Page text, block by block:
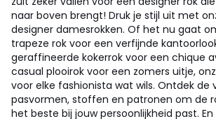
naar boven brengt! Druk je stijl uit met
designer damesrokken. Of het nu gaat
trapeze rok voor een verfijnde
geraffineerde kokerrok voor een chique
casual plooirok voor een zomers uitje,
voor elke fashionista wat wils. Ontdek de
pasvormen, stoffen en patronen om de
het beste bij jouw persoonlijkheid past.